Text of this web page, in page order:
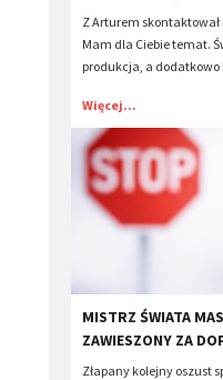
Z Arturem
Mam dla Ciebie temat.
produkcja, a dodatkowo
Więcej...
MISTRZ ŚWIATA
ZAWIESZONY ZA
Złapany kolejny oszust